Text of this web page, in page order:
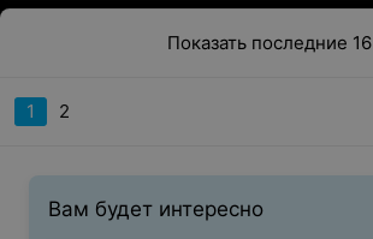
Показать последние 16
1 2
Вам будет интересно